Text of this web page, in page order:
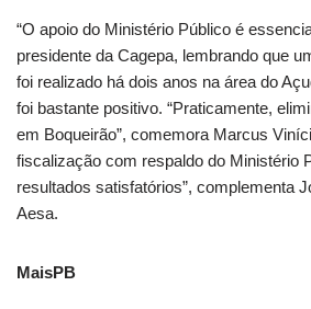
“O apoio do Ministério Público é
presidente da Cagepa, lembrando que
foi realizado há dois anos na área do
foi bastante positivo. “Praticamente,
em Boqueirão”, comemora Marcus
fiscalização com respaldo do Ministério
resultados satisfatórios”, complementa
Aesa.
MaisPB